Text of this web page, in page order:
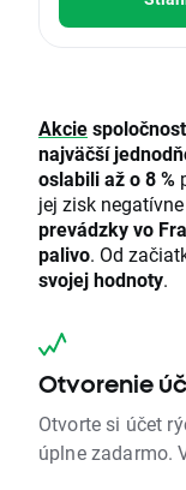
Akcie
najväčší
oslabili až o 8 %
jej zisk
prevádzky vo
palivo. Od
svojej hodnoty.
Otvorenie
Otvorte si účet
úplne zadarmo.